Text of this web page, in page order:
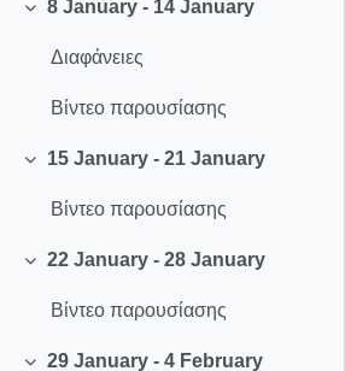
Collapse
8 January - 14 January
Διαφάνειες
Βίντεο παρουσίασης
Collapse
15 January - 21 January
Βίντεο παρουσίασης
Collapse
22 January - 28 January
Βίντεο παρουσίασης
29 January - 4 February